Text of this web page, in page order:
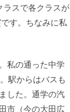
ラスで各クラスが
す。ちなみに私
私の通った中学
駅からはバスも
した。通学の汽
市（今の大田広